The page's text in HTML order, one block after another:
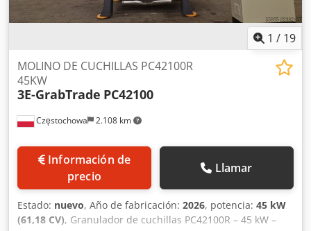
1 / 19
Częstochowa 2.108 km
MOLINO DE CUCHILLAS PC42100R
45KW
3E-GrabTrade PC42100
Información de
precio
Llamar
Estado: nuevo, Año de fabricación: 2026, potencia: 45 kW
(61,18 CV), Granulador de cuchillas PC42100R – 45 kW –